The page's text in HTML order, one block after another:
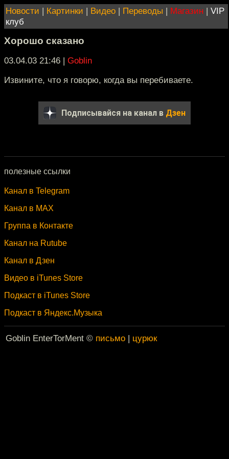
Новости | Картинки | Видео | Переводы | Магазин | VIP
клуб
Хорошо сказано
03.04.03 21:46 | Goblin
Извините, что я говорю, когда вы перебиваете.
Подписывайся на канал в Дзен
полезные ссылки
Канал в Telegram
Канал в MAX
Группа в Контакте
Канал на Rutube
Канал в Дзен
Видео в iTunes Store
Подкаст в iTunes Store
Подкаст в Яндекс.Музыка
Goblin EnterTorMent © письмо | цурюк